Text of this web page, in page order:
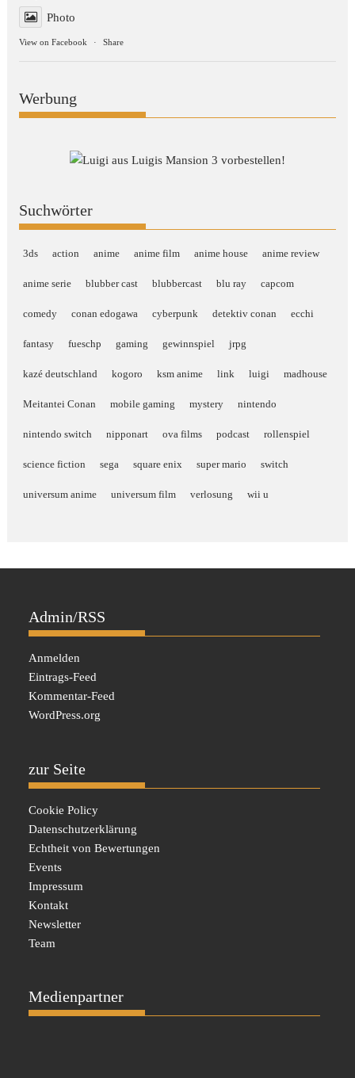
Photo
View on Facebook · Share
Werbung
Suchwörter
3ds action anime anime film anime house anime review
anime serie blubber cast blubbercast blu ray capcom
comedy conan edogawa cyberpunk detektiv conan ecchi
fantasy fueschp gaming gewinnspiel jrpg
kazé deutschland kogoro ksm anime link luigi madhouse
Meitantei Conan mobile gaming mystery nintendo
nintendo switch nipponart ova films podcast rollenspiel
science fiction sega square enix super mario switch
universum anime universum film verlosung wii u
Admin/RSS
Anmelden
Eintrags-Feed
Kommentar-Feed
WordPress.org
zur Seite
Cookie Policy
Datenschutzerklärung
Echtheit von Bewertungen
Events
Impressum
Kontakt
Newsletter
Team
Medienpartner